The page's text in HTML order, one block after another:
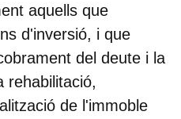
aquells que
d'inversió, i que
del deute i la
rehabilitació,
de l'immoble